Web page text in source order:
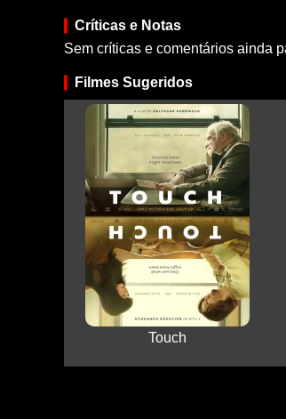
Críticas e Notas
Sem críticas e comentários ainda
Filmes Sugeridos
Touch